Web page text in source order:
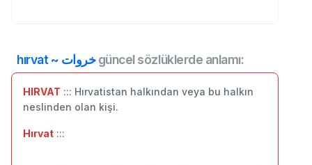
hırvat ~ خرواتgüncel sözlüklerde anlamı:
HIRVAT ::: Hırvatistan halkından veya bu halkın
neslinden olan kişi.
Hırvat :::